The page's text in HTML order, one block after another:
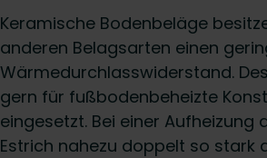
Keramische Bodenbeläge
anderen Belagsarten einen
Wärmedurchlasswiderstand.
gern für fußbodenbeheizte
eingesetzt. Bei einer Aufheizung
Estrich nahezu doppelt so stark